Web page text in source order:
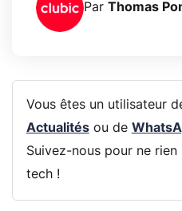
Par Thomas
Vous êtes un utilisateur
Actualitésou de
Suivez-nous pour ne
tech !